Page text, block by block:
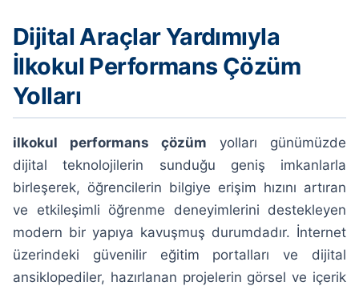
Dijital Araçlar Yardımıyla
İlkokul Performans Çözüm
Yolları
ilkokul performans çözüm yolları günümüzde
dijital teknolojilerin sunduğu geniş imkanlarla
birleşerek, öğrencilerin bilgiye erişim hızını artıran
ve etkileşimli öğrenme deneyimlerini destekleyen
modern bir yapıya kavuşmuş durumdadır. İnternet
üzerindeki güvenilir eğitim portalları ve dijital
ansiklopediler, hazırlanan projelerin görsel ve içerik